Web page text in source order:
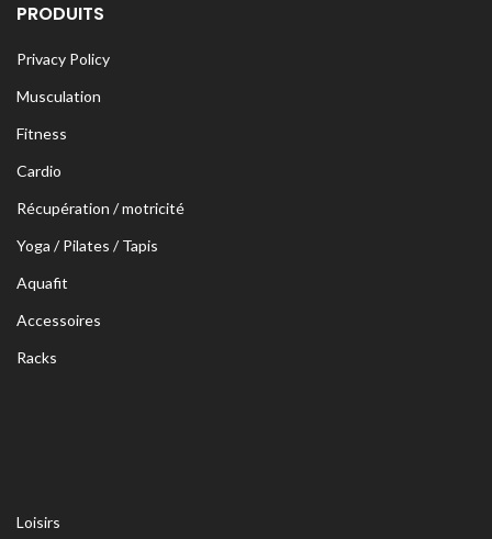
PRODUITS
Privacy Policy
Musculation
Fitness
Cardio
Récupération / motricité
Yoga / Pilates / Tapis
Aquafit
Accessoires
Racks
Loisirs